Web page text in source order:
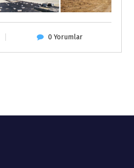
0 Yorumlar